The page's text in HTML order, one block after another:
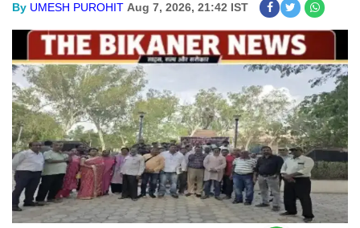
By UMESH PUROHIT Aug 7, 2026, 21:42 IST